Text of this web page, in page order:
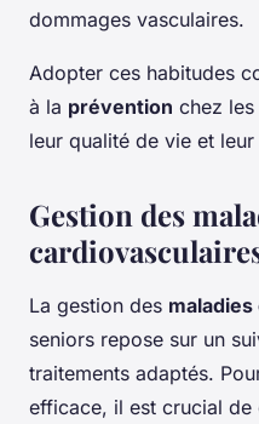
dommages vasculaires.
Adopter ces habitudes
à la prévention chez
leur qualité de vie et
Gestion des
La gestion des
seniors repose sur un
traitements adaptés.
efficace, il est crucial de